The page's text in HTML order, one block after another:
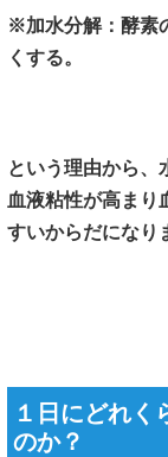
※加水分解：酵素
くする。
という理由から、
血液粘性が高まり
すいからだになり
１日にどれく
のか？